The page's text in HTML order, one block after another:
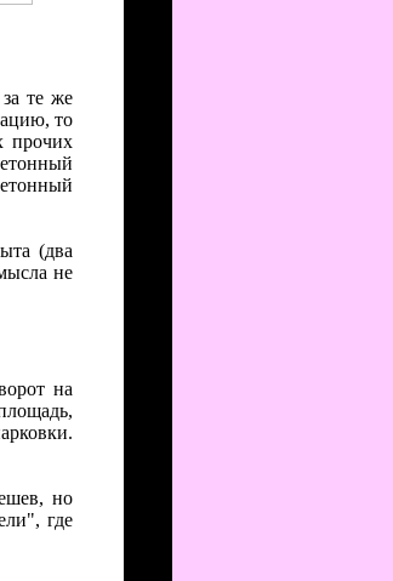
те же
то
прочих
(два
не
на
но
где